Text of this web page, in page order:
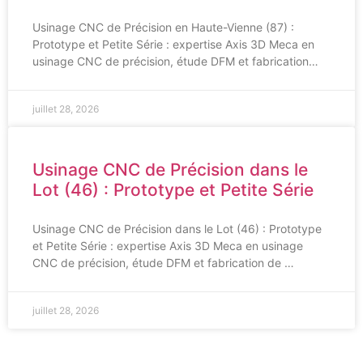
Usinage CNC de Précision en Haute-Vienne (87) :
Prototype et Petite Série : expertise Axis 3D Meca en
usinage CNC de précision, étude DFM et fabrication…
juillet 28, 2026
Usinage CNC de Précision dans le
Lot (46) : Prototype et Petite Série
Usinage CNC de Précision dans le Lot (46) : Prototype
et Petite Série : expertise Axis 3D Meca en usinage
CNC de précision, étude DFM et fabrication de …
juillet 28, 2026